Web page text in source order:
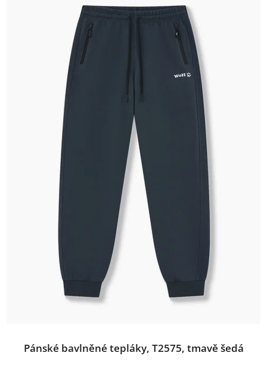
Pánské bavlněné tepláky, T2575, tmavě šedá